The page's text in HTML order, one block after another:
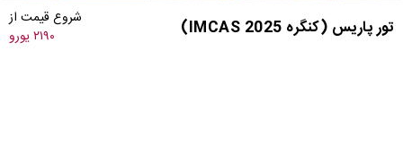
تور پاریس (کنگره IMCAS 2025)
شروع قیمت از
۲۱۹۰ یورو